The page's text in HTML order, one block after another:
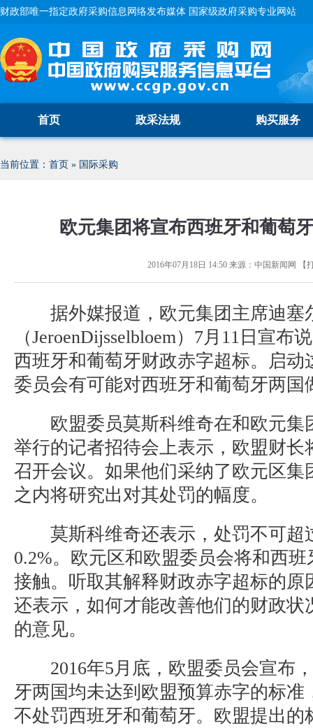
财政部唯一指定政府采购信息网络发布媒体 国家级政府采购专业网站
首页 政采法规 购买服务
当前位置： 首页 » 国际采购
欧元集团将宣布西班牙和葡萄
2016年07月18日 14:50来源： 中国新闻网 【
据外媒报道，欧元集团主席迪塞
（JeroenDijsselbloem）7月11日宣布
西班牙和葡萄牙财政赤字超标。启动
委员会有可能对西班牙和葡萄牙两国
欧盟委员莫斯科维奇在和欧元集
举行的记者招待会上表示，欧盟财长
召开会议。如果他们采纳了欧元区集
之内将研究出对其处罚的幅度。
莫斯科维奇还表示，处罚不可超
0.2%。欧元区和欧盟委员会将和西
接触。听取其解释财政赤字超标的原
还表示，如何才能改善他们的财政状
的意见。
2016年5月底，欧盟委员会宣布
牙两国均未达到欧盟预算赤字的标准
不处罚西班牙和葡萄牙。欧盟提出的